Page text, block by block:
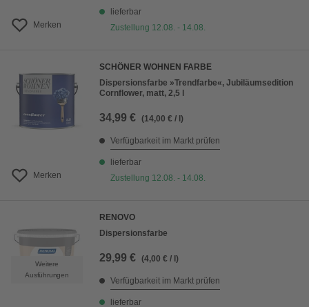
Merken
lieferbar
Zustellung 12.08. - 14.08.
Merken
SCHÖNER WOHNEN FARBE
Dispersionsfarbe »Trendfarbe«, Jubiläumsedition
Cornflower, matt, 2,5 l
34,99 € (14,00 € / l)
Verfügbarkeit im Markt prüfen
lieferbar
Zustellung 12.08. - 14.08.
Weitere
Ausführungen
RENOVO
Dispersionsfarbe
29,99 € (4,00 € / l)
Verfügbarkeit im Markt prüfen
lieferbar